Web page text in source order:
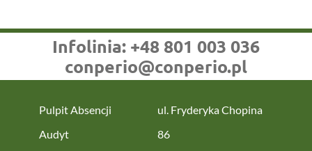
Infolinia: +48 801 003 036
conperio@conperio.pl
Pulpit Absencji
Audyt
ul. Fryderyka Chopina
86